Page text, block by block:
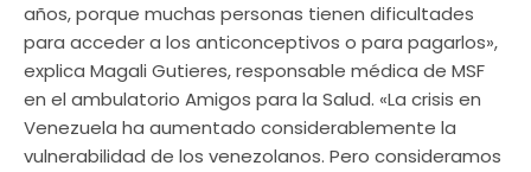
años, porque muchas personas tienen dificultades
para acceder a los anticonceptivos o para pagarlos»,
explica Magali Gutieres, responsable médica de MSF
en el ambulatorio Amigos para la Salud. «La crisis en
Venezuela ha aumentado considerablemente la
vulnerabilidad de los venezolanos. Pero consideramos